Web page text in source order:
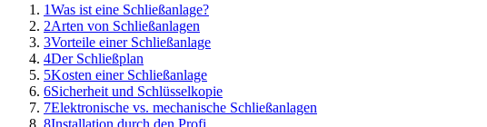
1Was ist eine Schließanlage?
2Arten von Schließanlagen
3Vorteile einer Schließanlage
4Der Schließplan
5Kosten einer Schließanlage
6Sicherheit und Schlüsselkopie
7Elektronische vs. mechanische Schließanlagen
8Installation durch den Profi